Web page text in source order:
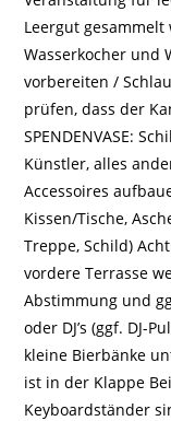
Leergut
Wasserkocher und
vorbereiten /
prüfen, dass der
SPENDENVASE:
Künstler, alles
Accessoires
Kissen/Tische,
Treppe, Schild)
vordere Terrasse
Abstimmung und
oder DJ’s (ggf. DJ-
kleine Bierbänke
ist in der Klappe
Keyboardständer